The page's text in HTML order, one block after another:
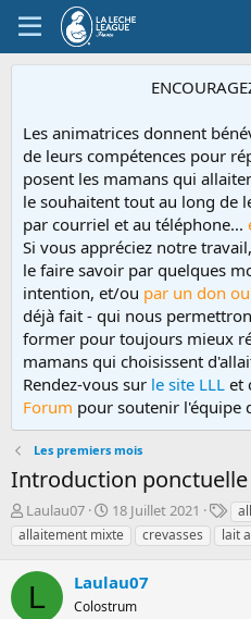
Les animatrices donnent
de leurs compétences pour
posent les mamans qui
le souhaitent tout au long de
par courriel et au téléphone...
Si vous appréciez notre
le faire savoir par quelques
intention, et/ou par un don
déjà fait - qui nous
former pour toujours mieux
mamans qui choisissent
Rendez-vous sur le site LLL et
Forum pour soutenir l'équipe
Les premiers mois
Introduction
D
é
m
a
Laulau07
D
a
t
d
e
18 Juillet 2021
T
a
g
allaitement mixte
crevasses lait
L Laulau07
Colostrum